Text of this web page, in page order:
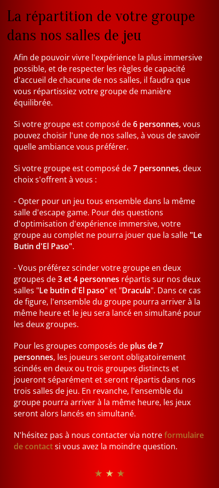
La répartition de votre groupe
dans nos salles de jeu
Afin de pouvoir vivre l'expérience la plus immersive
possible, et de respecter les règles de capacité
d'accueil de chacune de nos salles, il faudra que
vous répartissiez votre groupe de manière
équilibrée.
Si votre groupe est composé de6 personnes,vous
pouvez choisir l'une de nos salles, à vous de savoir
quelle ambiance vous préférer.
Si votre groupe est composé de7 personnes, deux
choix s'offrent à vous :
- Opter pour un jeu tous ensemble dans la même
salle d'escape game. Pour des questions
d'optimisation d'expérience immersive, votre
groupe au complet ne pourra jouer que la salle "Le
Butin d'El Paso".
- Vous préférez scinder votre groupe en deux
groupes de3 et 4 personnes répartis sur nos deux
salles "Le butin d'El paso" et "Dracula". Dans ce cas
de figure, l'ensemble du groupe pourra arriver à la
même heure et le jeu sera lancé en simultané pour
les deux groupes.
Pour les groupes composés de plus de 7
personnes, les joueurs seront obligatoirement
scindés en deux ou trois groupes distincts et
joueront séparément et seront répartis dans nos
trois salles de jeu. En revanche, l'ensemble du
groupe pourra arriver à la même heure, les jeux
seront alors lancés en simultané.
N'hésitez pas à nous contacter via notreformulaire
de contactsi vous avez la moindre question.
★ ★ ★